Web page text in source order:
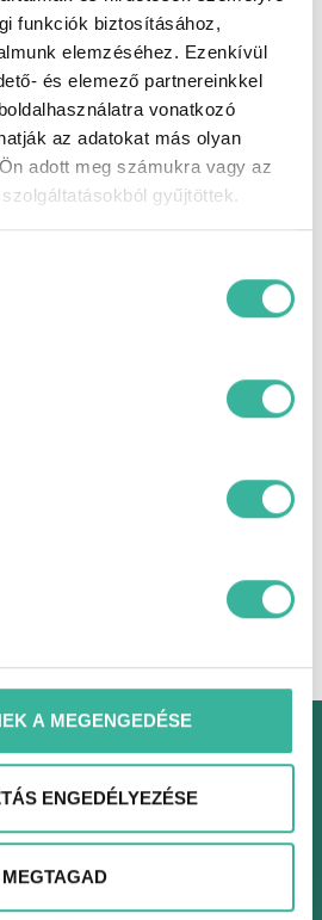
funkciók biztosításához,
elemzéséhez. Ezenkívül
és elemező partnereinkkel
vonatkozó
az adatokat más olyan
adott meg számukra vagy az
gyűjtöttek.
A MEGENGEDÉSE
ENGEDÉLYEZÉSE
MEGTAGAD
centrálzár, elektromos ablak
elöl, elektromos tükör, fedélzeti
függönylégzsák,
ellenőrző rendszer,
fejtámlák, Hi-Fi, indításgátló
légzsák, manuális
menetfény, MP3 lejátszás,
kormánykerék,
oldallégzsák, sebességfüggő
színezett üveg, USB
ülésmagasság állítás, vezetőoldali
légzsák, autóbeszámítás lehetséges,